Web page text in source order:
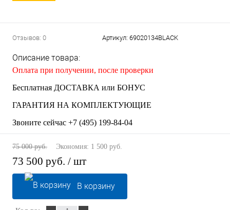
Отзывов: 0 Артикул: 69020134BLACK
Описание товара:
Оплата при получении, после проверки
Бесплатная ДОСТАВКА или БОНУС
ГАРАНТИЯ НА КОМПЛЕКТУЮЩИЕ
Звоните сейчас +7 (495) 199-84-04
75 000 руб. Экономия: 1 500 руб.
73 500 руб. / шт
В корзину